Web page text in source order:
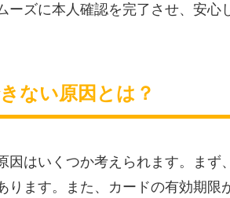
ーズに本人確認を完了させ、安心
ない原因とは？
因はいくつか考えられます。まず
ります。また、カードの有効期限